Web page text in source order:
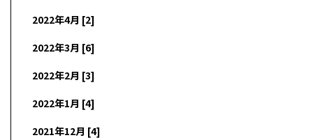
2022年4月 [2]
2022年3月 [6]
2022年2月 [3]
2022年1月 [4]
2021年12月 [4]